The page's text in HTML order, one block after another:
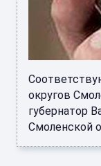
округов
губернатор
Смоленской